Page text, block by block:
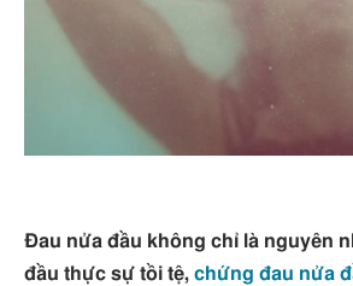
Đau nửa đầu không chỉ là nguyên
đầu thực sự tồi tệ, chứng đau nửa